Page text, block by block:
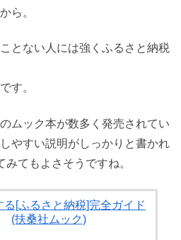
ら。
とない人には強くふるさと納税
す。
ムック本が数多く発売されてい
やすい説明がしっかりと書かれ
てもよさそうですね。
る[ふるさと納税]完全ガイド
(扶桑社ムック)